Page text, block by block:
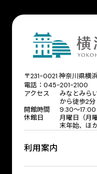
〒231-0021 神奈川県横
電話：045-201-2100
アクセス
みなとみら
から徒歩2分
開館時間
9:30〜17:00
休館日
月曜日（月
末年始、ほか
利用案内